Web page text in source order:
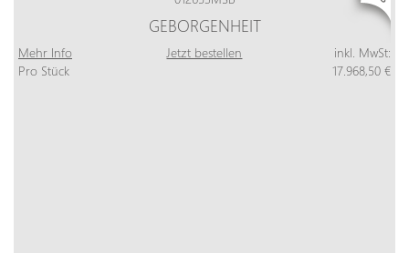
GEBORGENHEIT
Mehr Info Jetzt bestellen
inkl. MwSt:
Pro Stück
17.968,50 €